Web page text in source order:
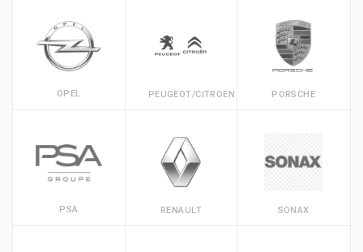
OPEL PEUGEOT/CITROEN PORSCHE
PSA RENAULT SONAX